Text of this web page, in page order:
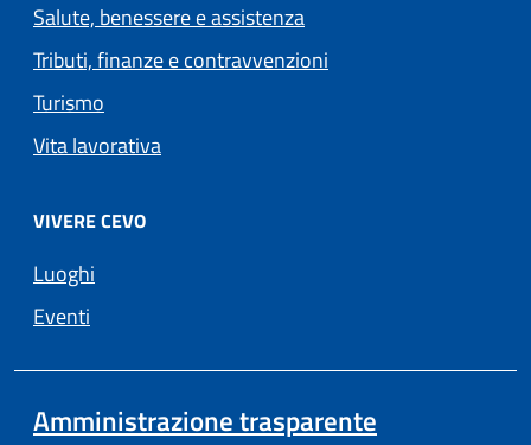
Salute, benessere e assistenza
Tributi, finanze e contravvenzioni
Turismo
Vita lavorativa
VIVERE CEVO
Luoghi
Eventi
Amministrazione trasparente